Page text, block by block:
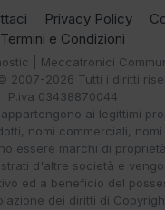
Privacy Policy
Termini e Condizioni
| Meccatronici
2007-2026 Tutti i diritti
P.iva 03438870044
ai legittimi
nomi commerciali,
essere marchi di
d'altre società e
ed a beneficio del
dei diritti di